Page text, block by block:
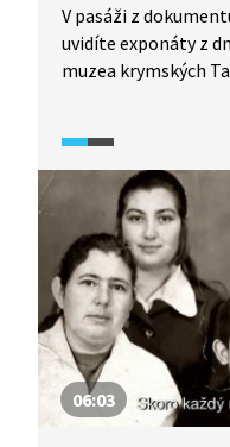
V pasáži z
uvidíte exponáty z
muzea krymských
poloostrova Krym.
06:03